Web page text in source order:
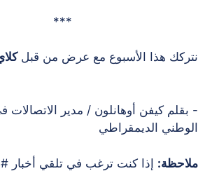
***
نتركك هذا الأسبوع مع عرض من قبل
- بقلم كيفن أوهانلون / مدير الاتصالات
الوطني الديمقراطي
ملاحظة: